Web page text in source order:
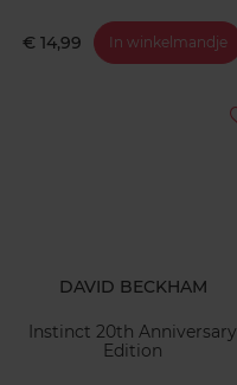
€ 14,99 In winkelmandje
DAVID BECKHAM
Instinct 20th Anniversary
Edition